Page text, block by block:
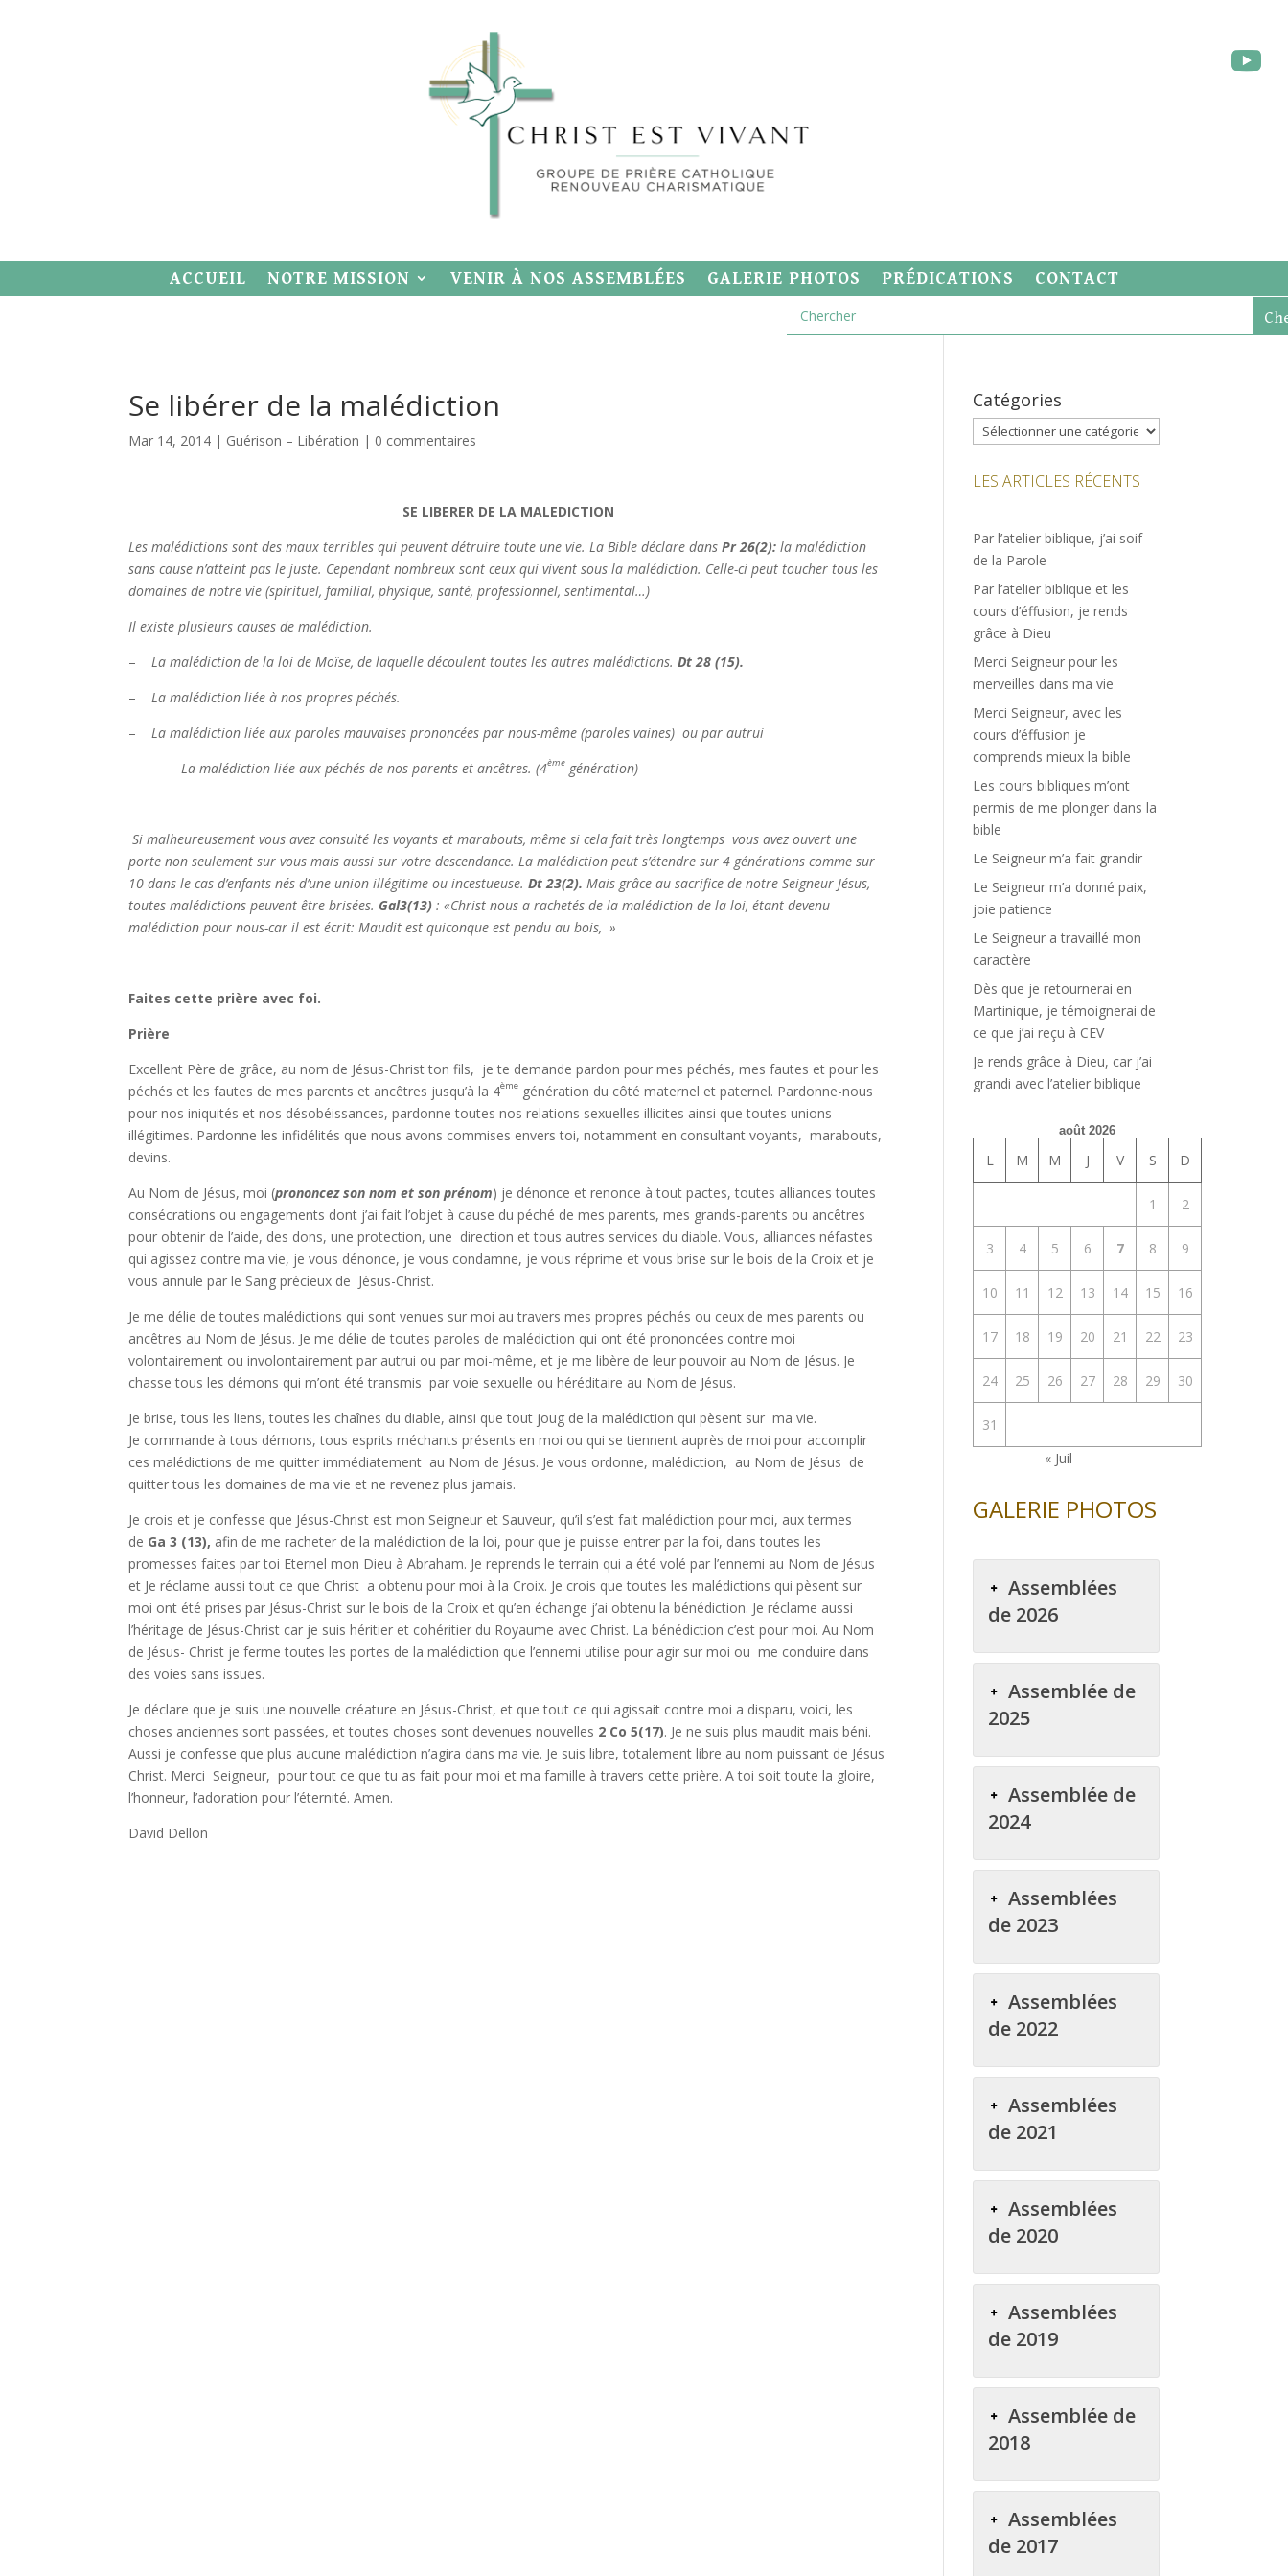
ACCUEIL NOTRE MISSION VENIR À NOS ASSEMBLÉES GALERIE PHOTOS PRÉDICATIONS CONTACT
Se libérer de la malédiction
Mar 14, 2014 | Guérison – Libération | 0 commentaires
SE LIBERER DE LA MALEDICTION
Les malédictions sont des maux terribles qui peuvent détruire toute une vie. La Bible déclare dansPr 26(2): la malédiction
sans cause n’atteint pas le juste. Cependant nombreux sont ceux qui vivent sous la malédiction. Celle-ci peut toucher tous les
domaines de notre vie (spirituel, familial, physique, santé, professionnel, sentimental…)
Il existe plusieurs causes de malédiction.
–La malédiction de la loi de Moïse, de laquelle découlent toutes les autres malédictions.Dt 28(15).
–La malédiction liée à nos propres péchés.
–La malédiction liée aux paroles mauvaises prononcées par nous-même (paroles vaines) ou par autrui
– La malédiction liée aux péchés de nos parents et ancêtres. (4ème génération)
Si malheureusement vous avez consulté les voyants et marabouts, même si cela fait très longtemps vous avez ouvert une
porte non seulement sur vous mais aussi sur votre descendance. La malédiction peut s’étendre sur 4 générations comme sur
10 dans le cas d’enfants nés d’une union illégitime ou incestueuse.Dt 23(2).Mais grâce au sacrifice de notre Seigneur Jésus,
toutes malédictions peuvent être brisées. Gal3(13) : «Christ nous a rachetés de la malédiction de la loi, étant devenu
malédiction pour nous-car il est écrit: Maudit est quiconque est pendu au bois, »
Faites cette prière avec foi.
Prière
Excellent Père de grâce, au nom de Jésus-Christ ton fils, je te demande pardon pour mes péchés, mes fautes et pour les
péchés et les fautes de mes parents et ancêtres jusqu’à la 4ème génération du côté maternel et paternel. Pardonne-nous
pour nos iniquités et nos désobéissances, pardonne toutes nos relations sexuelles illicites ainsi que toutes unions
illégitimes. Pardonne les infidélités que nous avons commises envers toi, notamment en consultant voyants, marabouts,
devins.
Au Nom de Jésus, moi (prononcez son nom et son prénom) je dénonce et renonce à tout pactes, toutes alliances toutes
consécrations ou engagements dont j’ai fait l’objet à cause du péché de mes parents, mes grands-parents ou ancêtres
pour obtenir de l’aide, des dons, une protection, une direction et tous autres services du diable. Vous, alliances néfastes
qui agissez contre ma vie, je vous dénonce, je vous condamne, je vous réprime et vous brise sur le bois de la Croix et je
vous annule par le Sang précieux de Jésus-Christ.
Je me délie de toutes malédictions qui sont venues sur moi au travers mes propres péchés ou ceux de mes parents ou
ancêtres au Nom de Jésus. Je me délie de toutes paroles de malédiction qui ont été prononcées contre moi
volontairement ou involontairement par autrui ou par moi-même, et je me libère de leur pouvoir au Nom de Jésus. Je
chasse tous les démons qui m’ont été transmis par voie sexuelle ou héréditaire au Nom de Jésus.
Je brise, tous les liens, toutes les chaînes du diable, ainsi que tout joug de la malédiction qui pèsent sur ma vie.
Je commande à tous démons, tous esprits méchants présents en moi ou qui se tiennent auprès de moi pour accomplir
ces malédictions de me quitter immédiatement au Nom de Jésus. Je vous ordonne, malédiction, au Nom de Jésus de
quitter tous les domaines de ma vie et ne revenez plus jamais.
Je crois et je confesse que Jésus-Christ est mon Seigneur et Sauveur, qu’il s’est fait malédiction pour moi, aux termes
de Ga 3 (13), afin de me racheter de la malédiction de la loi, pour que je puisse entrer par la foi, dans toutes les
promesses faites par toi Eternel mon Dieu à Abraham. Je reprends le terrain qui a été volé par l’ennemi au Nom de Jésus
et Je réclame aussi tout ce que Christ a obtenu pour moi à la Croix. Je crois que toutes les malédictions qui pèsent sur
moi ont été prises par Jésus-Christ sur le bois de la Croix et qu’en échange j’ai obtenu la bénédiction. Je réclame aussi
l’héritage de Jésus-Christ car je suis héritier et cohéritier du Royaume avec Christ. La bénédiction c’est pour moi. Au Nom
de Jésus- Christ je ferme toutes les portes de la malédiction que l’ennemi utilise pour agir sur moi ou me conduire dans
des voies sans issues.
Je déclare que je suis une nouvelle créature en Jésus-Christ, et que tout ce qui agissait contre moi a disparu, voici, les
choses anciennes sont passées, et toutes choses sont devenues nouvelles 2 Co 5(17). Je ne suis plus maudit mais béni.
Aussi je confesse que plus aucune malédiction n’agira dans ma vie. Je suis libre, totalement libre au nom puissant de Jésus
Christ. Merci Seigneur, pour tout ce que tu as fait pour moi et ma famille à travers cette prière. A toi soit toute la gloire,
l’honneur, l’adoration pour l’éternité. Amen.
David Dellon
Catégories
Catégories
LES ARTICLES RÉCENTS
Par l’atelier biblique, j’ai soif
de la Parole
Par l’atelier biblique et les
cours d’éffusion, je rends
grâce à Dieu
Merci Seigneur pour les
merveilles dans ma vie
Merci Seigneur, avec les
cours d’éffusion je
comprends mieux la bible
Les cours bibliques m’ont
permis de me plonger dans la
bible
Le Seigneur m’a fait grandir
Le Seigneur m’a donné paix,
joie patience
Le Seigneur a travaillé mon
caractère
Dès que je retournerai en
Martinique, je témoignerai de
ce que j’ai reçu à CEV
Je rends grâce à Dieu, car j’ai
grandi avec l’atelier biblique
août 2026
L M M J V S D
1 2
3 4 5 6 7 8 9
10 11 12 13 14 15 16
17 18 19 20 21 22 23
24 25 26 27 28 29 30
31
« Juil
GALERIE PHOTOS
Assemblées
de 2026
Assemblée de
2025
Assemblée de
2024
Assemblées
de 2023
Assemblées
de 2022
Assemblées
de 2021
Assemblées
de 2020
Assemblées
de 2019
Assemblée de
2018
Assemblées
de 2017